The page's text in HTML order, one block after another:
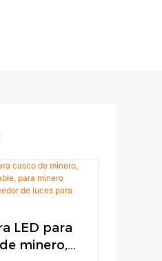
LED para
minero,